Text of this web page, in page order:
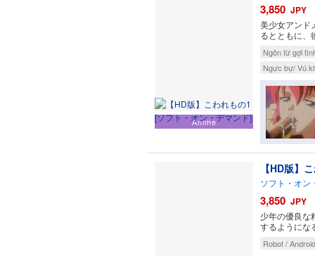
Anime
3,850 JPY
美少女アンド
るとともに、
Ngôn từ gợi
Ngực bự/ Vú
【HD版】
ソフト・オン
3,850 JPY
少年の優良な
するようにな
Robot / Android